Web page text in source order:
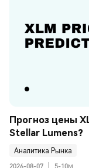
Прогноз цены
Stellar Lumens?
Аналитика Рынка
2026-08-07
5-10м